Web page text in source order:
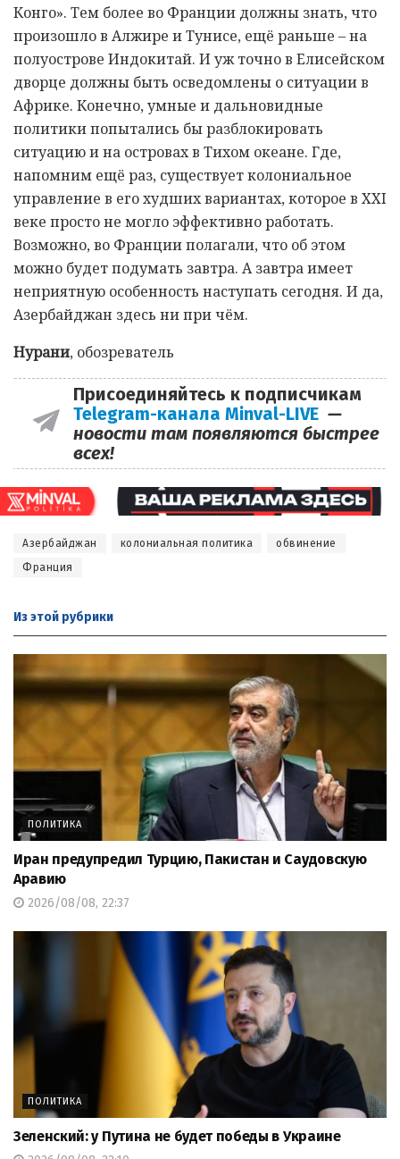
Конго». Тем более во Франции должны знать, что
произошло в Алжире и Тунисе, ещё раньше – на
полуострове Индокитай. И уж точно в Елисейском
дворце должны быть осведомлены о ситуации в
Африке. Конечно, умные и дальновидные
политики попытались бы разблокировать
ситуацию и на островах в Тихом океане. Где,
напомним ещё раз, существует колониальное
управление в его худших вариантах, которое в XXI
веке просто не могло эффективно работать.
Возможно, во Франции полагали, что об этом
можно будет подумать завтра. А завтра имеет
неприятную особенность наступать сегодня. И да,
Азербайджан здесь ни при чём.
Нурани, обозреватель
Присоединяйтесь к подписчикам
Telegram-канала Minval-LIVE —
новости там появляются быстрее
всех!
Азербайджан колониальная политика
обвинение
Франция
Из этой рубрики
ПОЛИТИКА
Иран предупредил Турцию, Пакистан и Саудовскую
Аравию
2026/08/08, 22:37
ПОЛИТИКА
Зеленский: у Путина не будет победы в Украине